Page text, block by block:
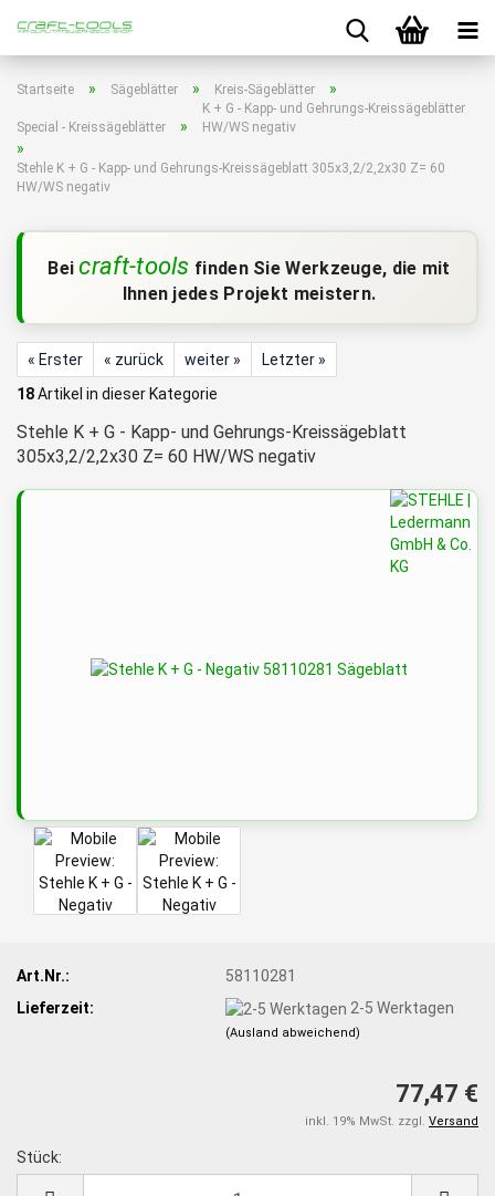
Startseite » Sägeblätter » Kreis-Sägeblätter »
Special - Kreissägeblätter »
K + G - Kapp- und Gehrungs-Kreissägeblätter
HW/WS negativ
»
Stehle K + G - Kapp- und Gehrungs-Kreissägeblatt 305x3,2/2,2x30 Z= 60
HW/WS negativ
Beicraft-tools finden Sie Werkzeuge, die mit
Ihnen jedes Projekt meistern.
« Erster « zurück weiter »
Letzter »
18Artikel in dieser Kategorie
Stehle K + G - Kapp- und Gehrungs-Kreissägeblatt
305x3,2/2,2x30 Z= 60 HW/WS negativ
Art.Nr.:
58110281
Lieferzeit:
2-5 Werktagen
(Ausland abweichend)
77,47 €
inkl. 19% MwSt. zzgl. Versand
Stück: